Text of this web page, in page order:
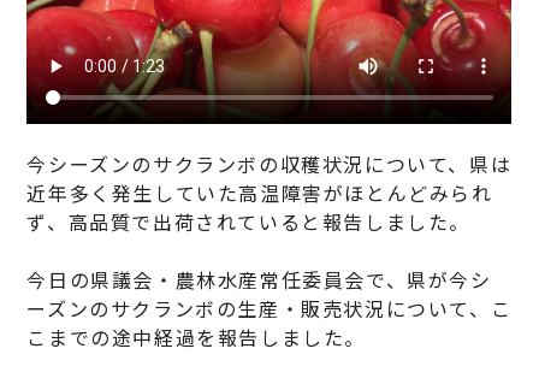
今シーズンのサクランボの収穫状況について、県は
近年多く発生していた高温障害がほとんどみられ
ず、高品質で出荷されていると報告しました。
今日の県議会・農林水産常任委員会で、県が今シ
ーズンのサクランボの生産・販売状況について、こ
こまでの途中経過を報告しました。